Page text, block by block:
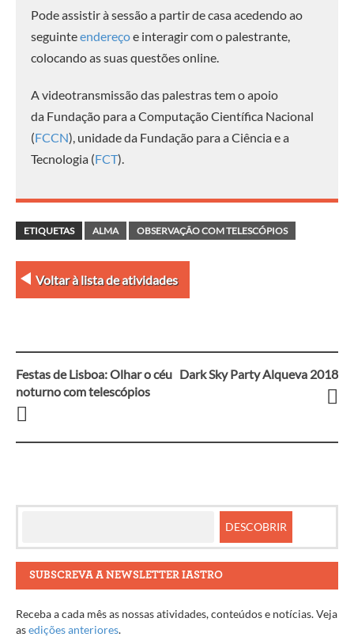
Pode assistir à sessão a partir de casa acedendo ao
seguinteendereçoe interagir com o palestrante,
colocando as suas questões online.
A videotransmissão das palestras tem o apoio
da Fundação para a Computação Científica Nacional
(FCCN), unidade da Fundação para a Ciência e a
Tecnologia (FCT).
ETIQUETAS ALMA OBSERVAÇÃO COM TELESCÓPIOS
Voltar à lista de atividades
Navegação
entre
artigos
Festas de Lisboa: Olhar o céu
noturno com telescópios
Dark Sky Party Alqueva 2018
SUBSCREVA A NEWSLETTER IASTRO
Receba a cada mês as nossas atividades, conteúdos e notícias. Veja
asedições anteriores.